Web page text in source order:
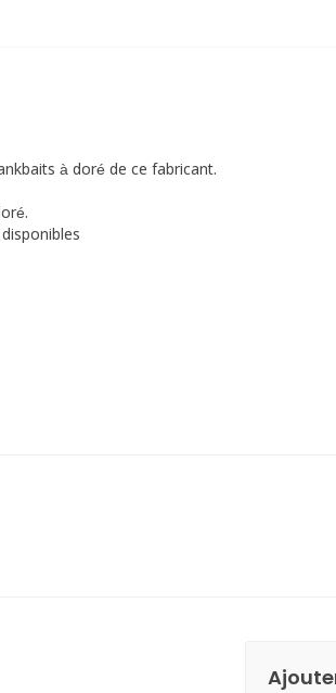
à doré de ce fabricant.